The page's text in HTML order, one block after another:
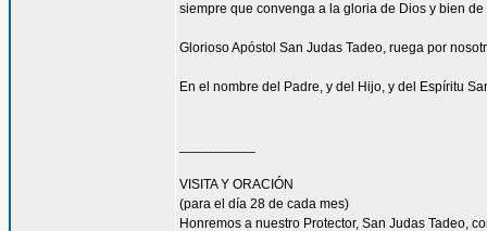
siempre que convenga a la gloria de Dios y bien de
Glorioso Apóstol San Judas Tadeo, ruega por
En el nombre del Padre, y del Hijo, y del Espíritu
VISITA Y ORACIÓN
(para el día 28 de cada mes)
Honremos a nuestro Protector, San Judas Tadeo,